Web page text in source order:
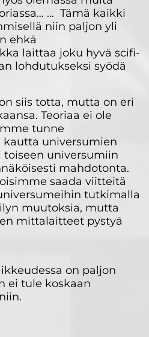
… Tämä kaikki
niin paljon yli
ehkä
laittaa joku hyvä scifi-
lohdutukseksi syödä
siis totta, mutta on eri
Teoriaa ei ole
tunne
kautta universumien
universumiin
mahdotonta.
saada viitteitä
tutkimalla
muutoksia, mutta
mittalaitteet pystyä
on paljon
ei tule koskaan